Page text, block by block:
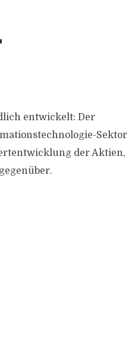
entwickelt: Der
Sektor
der Aktien,